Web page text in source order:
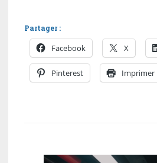
Partager :
Facebook X
Pinterest Imprimer